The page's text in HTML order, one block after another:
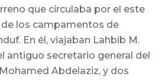
que circulaba por el este
de los campamentos de
En él, viajaban Lahbib M.
antiguo secretario general del
Abdelaziz, y dos